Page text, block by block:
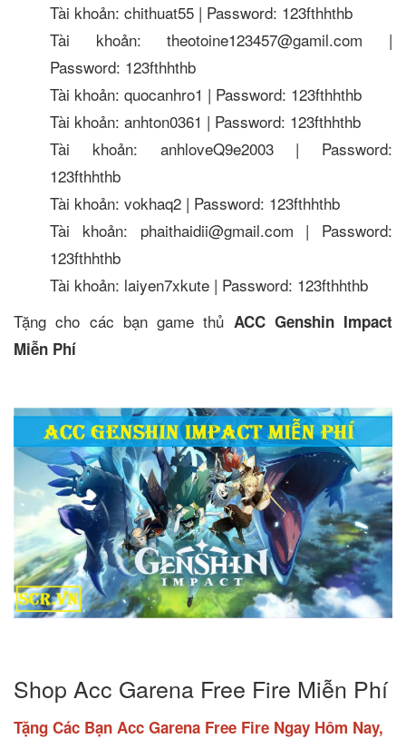
Tài khoản: chithuat55 | Password: 123fthhthb
Tài khoản: theotoine123457@gamil.com |
Password: 123fthhthb
Tài khoản: quocanhro1 | Password: 123fthhthb
Tài khoản: anhton0361 | Password: 123fthhthb
Tài khoản: anhloveQ9e2003 | Password:
123fthhthb
Tài khoản: vokhaq2 | Password: 123fthhthb
Tài khoản: phaithaidii@gmail.com | Password:
123fthhthb
Tài khoản: laiyen7xkute | Password: 123fthhthb
Tặng cho các bạn game thủ ACC Genshin Impact
Miễn Phí
Shop Acc Garena Free Fire Miễn Phí
Tặng Các Bạn Acc Garena Free Fire Ngay Hôm Nay,